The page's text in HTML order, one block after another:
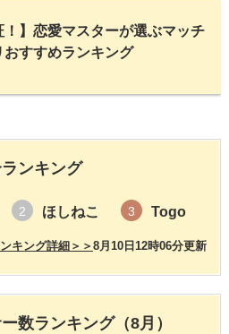
！】恋愛マスターが選ぶマッチ
おすすめランキング
ンキング
2 ほしねこ 3 Togo
8月10日12時06分更新
キング詳細＞＞
数ランキング（8月）